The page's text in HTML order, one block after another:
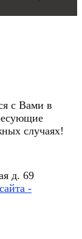
с Вами в
случаях!
д. 69
-